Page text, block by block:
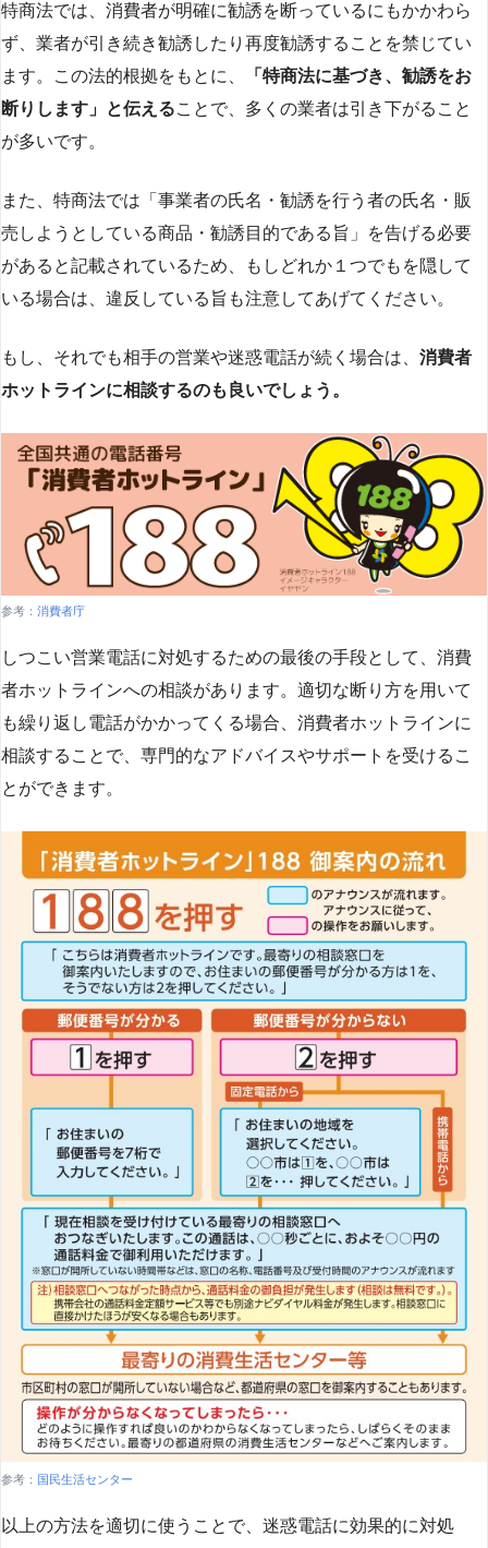
特商法では、消費者が明確に勧誘を断っているにもかかわら
ず、業者が引き続き勧誘したり再度勧誘することを禁じてい
ます。この法的根拠をもとに、
「特商法に基づき、勧誘をお
断りします」と伝えることで、多くの業者は引き下がること
が多いです​​。
また、特商法では「事業者の氏名・勧誘を行う者の氏名・販
売しようとしている商品・勧誘目的である旨」を告げる必要
があると記載されているため、もしどれか１つでもを隠して
いる場合は、違反している旨も注意してあげてください。
もし、それでも相手の営業や迷惑電話が続く場合は、 消費者
ホットラインに相談するのも良いでしょう。
参考： 消費者庁
しつこい営業電話に対処するための最後の手段として、消費
者ホットラインへの相談があります。適切な断り方を用いて
も繰り返し電話がかかってくる場合、消費者ホットラインに
相談することで、専門的なアドバイスやサポートを受けるこ
とができます​​。
参考： 国民生活センター
以上の方法を適切に使うことで、迷惑電話に効果的に対処